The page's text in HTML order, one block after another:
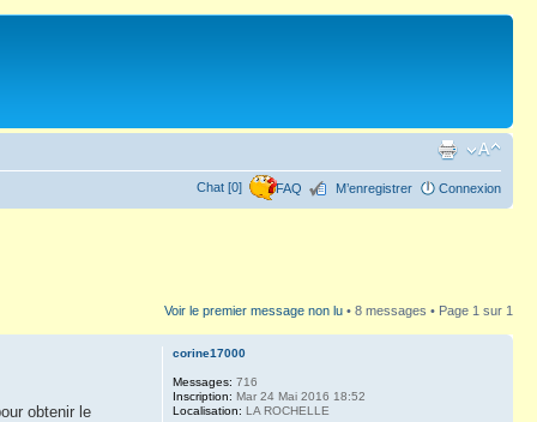
Chat [0] FAQ M’enregistrer Connexion
Voir le premier message non lu • 8 messages • Page 1 sur 1
obtenir le
corine17000
Messages: 716
Inscription: Mar 24 Mai 2016 18:52
Localisation: LA ROCHELLE